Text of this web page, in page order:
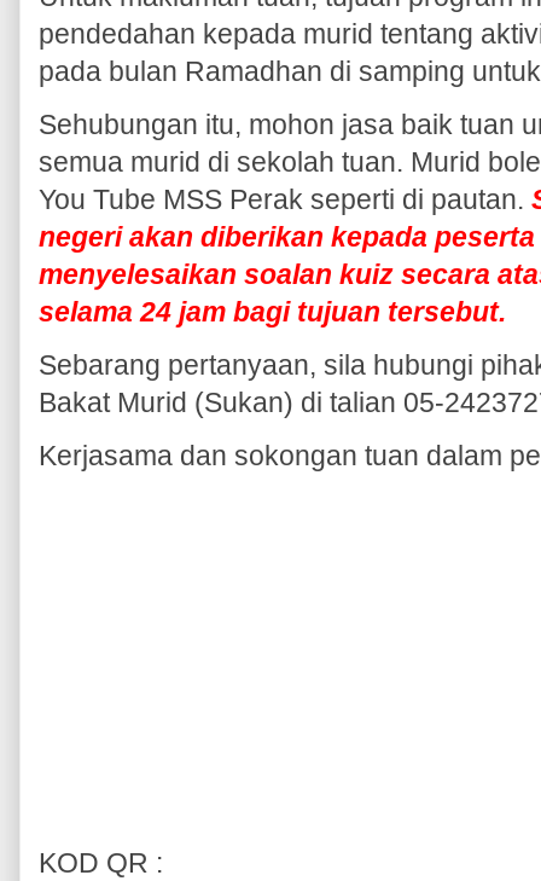
pendedahan kepada murid tentang
pada bulan Ramadhan di samping
Sehubungan itu, mohon jasa baik tuan
semua murid di sekolah tuan. Murid
You Tube MSS Perak seperti di pautan.
negeri akan diberikan kepada
menyelesaikan soalan kuiz secara
selama 24 jam bagi tujuan tersebut.
Sebarang pertanyaan, sila hubungi
Bakat Murid (Sukan) di talian 05-
Kerjasama dan sokongan tuan dalam
KOD QR :